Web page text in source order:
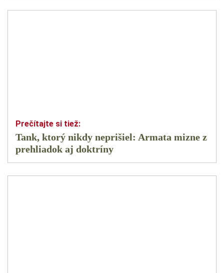
Tank, ktorý nikdy neprišiel: Armata mizne z
prehliadok aj doktríny